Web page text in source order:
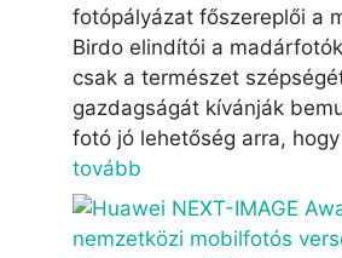
fotópályázat főszereplői a
Birdo elindítói a
csak a természet
gazdagságát kívánják
fotó jó lehetőség arra,
tovább